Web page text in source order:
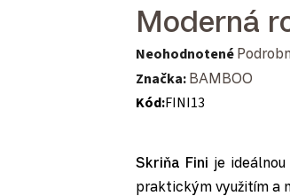
Moderná
Priemerné hodnotenie
Neohodnotené
Značka: BAMBOO
Kód:FINI13
Skriňa Fini je
praktickým využitím a